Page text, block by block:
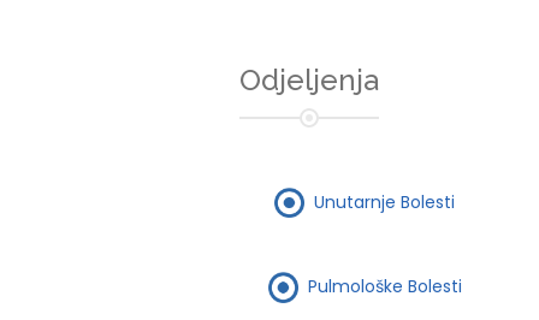
Odjeljenja
Unutarnje Bolesti
Pulmološke Bolesti